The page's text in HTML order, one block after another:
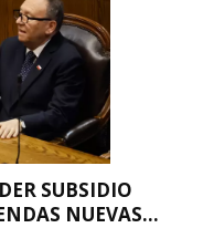
SUBSIDIO
NUEVAS...